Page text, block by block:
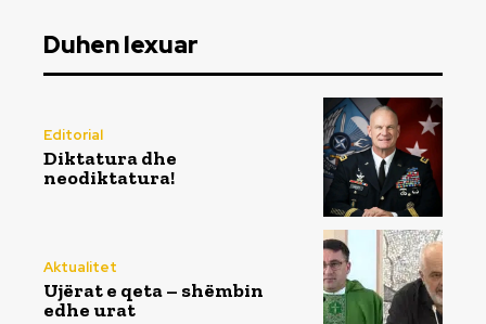
Duhen lexuar
Editorial
Diktatura dhe
neodiktatura!
Aktualitet
Ujërat e qeta – shëmbin
edhe urat